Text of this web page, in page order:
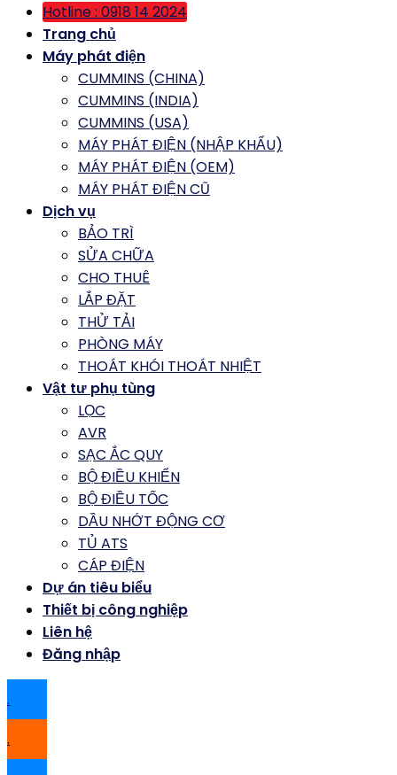
Hotline : 0918 14 2024
Trang chủ
Máy phát điện
CUMMINS (CHINA)
CUMMINS (INDIA)
CUMMINS (USA)
MÁY PHÁT ĐIỆN (NHẬP KHẨU)
MÁY PHÁT ĐIỆN (OEM)
MÁY PHÁT ĐIỆN CŨ
Dịch vụ
BẢO TRÌ
SỬA CHỮA
CHO THUÊ
LẮP ĐẶT
THỬ TẢI
PHÒNG MÁY
THOÁT KHÓI THOÁT NHIỆT
Vật tư phụ tùng
LỌC
AVR
SẠC ẮC QUY
BỘ ĐIỀU KHIỂN
BỘ ĐIỀU TỐC
DẦU NHỚT ĐỘNG CƠ
TỦ ATS
CÁP ĐIỆN
Dự án tiêu biểu
Thiết bị công nghiệp
Liên hệ
Đăng nhập
.
.